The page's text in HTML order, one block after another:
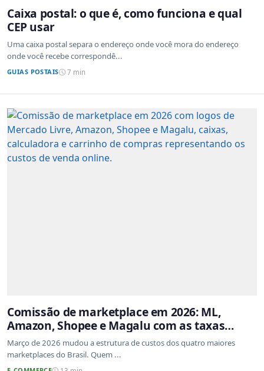
Caixa postal: o que é, como funciona e qual
CEP usar
Uma caixa postal separa o endereço onde você mora do endereço
onde você recebe correspondê...
GUIAS POSTAIS 7 min
Comissão de marketplace em 2026: ML,
Amazon, Shopee e Magalu com as taxas
atualizadas
Março de 2026 mudou a estrutura de custos dos quatro maiores
marketplaces do Brasil. Quem ...